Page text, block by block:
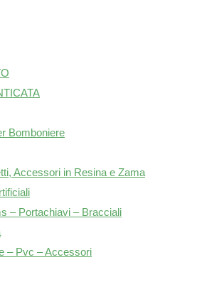
Bomboniere
Accessori in Resina e Zama
– Portachiavi – Bracciali
– Pvc – Accessori